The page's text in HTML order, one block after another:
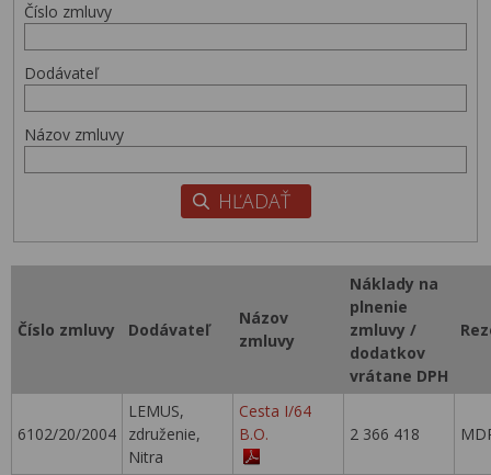
Číslo zmluvy
Dodávateľ
Názov zmluvy
Číslo zmluvy Dodávateľ
Názov
zmluvy
Náklady na
plnenie
zmluvy /
dodatkov
vrátane DPH
6102/20/2004
LEMUS,
združenie,
Nitra
Cesta I/64
B.O.
2 366 418